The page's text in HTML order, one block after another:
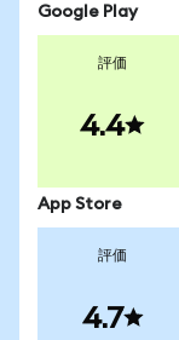
Google Play
評価
4.4
App Store
評価
4.7